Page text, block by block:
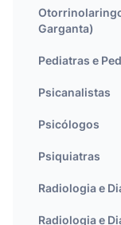
Garganta)
Pediatras e
Psicanalistas
Psicólogos
Psiquiatras
Radiologia e
Radiologia e